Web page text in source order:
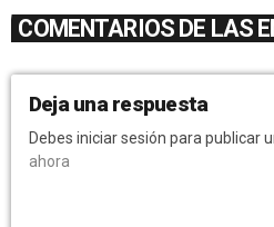
COMENTARIOS DE LAS
Deja una respuesta
Debes iniciar sesión para publicar
ahora